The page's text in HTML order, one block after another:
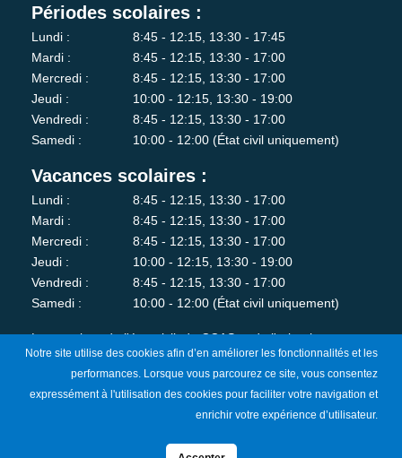
Périodes scolaires :
Lundi :
8:45 - 12:15, 13:30 - 17:45
Mardi :
8:45 - 12:15, 13:30 - 17:00
Mercredi :
8:45 - 12:15, 13:30 - 17:00
Jeudi :
10:00 - 12:15, 13:30 - 19:00
Vendredi :
8:45 - 12:15, 13:30 - 17:00
Samedi :
10:00 - 12:00 (État civil uniquement)
Vacances scolaires :
Lundi :
8:45 - 12:15, 13:30 - 17:00
Mardi :
8:45 - 12:15, 13:30 - 17:00
Mercredi :
8:45 - 12:15, 13:30 - 17:00
Jeudi :
10:00 - 12:15, 13:30 - 19:00
Vendredi :
8:45 - 12:15, 13:30 - 17:00
Samedi :
10:00 - 12:00 (État civil uniquement)
Les services de l'état-civil, du CCAS et de l'urbanisme sont
fermés au public le lundi matin.
Je m'abonne à la newsletter
Notre site utilise des cookies afin d’en améliorer les fonctionnalités et les
performances. Lorsque vous parcourez ce site, vous consentez
expressément à l'utilisation des cookies pour faciliter votre navigation et
enrichir votre expérience d’utilisateur.